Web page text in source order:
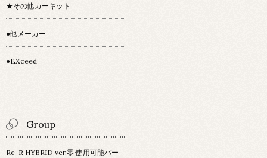
★その他カーキット
●他メーカー
●EXceed
Group
Re-R HYBRID ver.零 使用可能パー